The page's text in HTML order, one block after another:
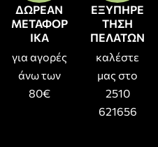
ΔΩΡΕΑΝ
ΜΕΤΑΦΟΡ
ΙΚΑ
για αγορές
άνω των
80€
ΕΞΥΠΗΡΕ
ΤΗΣΗ
ΠΕΛΑΤΩΝ
καλέστε
μας στο
2510
621656